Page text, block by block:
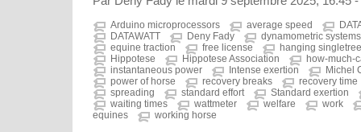
Arduino microprocessors average speed
DATAWATT
Deny Fady
dynamometric systems
equine traction
free license
hanging singletree
Hippotese
Hippotese Association
how-much-
instantaneous power
Intense exertion
Michel
power of horse
recovery breaks
recovery time
spreading
standard effort
Standard exertion
waiting times
wattmeter welfare
work
equines
working horse